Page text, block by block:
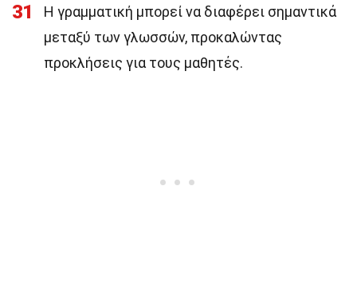
31
Η γραμματική μπορεί να διαφέρει σημαντικά
μεταξύ των γλωσσών, προκαλώντας
προκλήσεις για τους μαθητές.